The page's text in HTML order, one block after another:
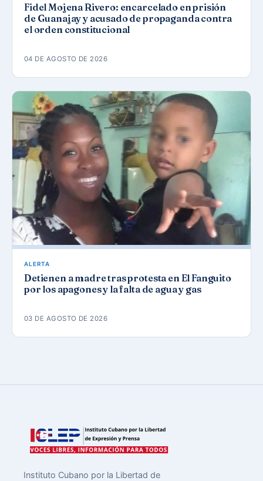
Fidel Mojena Rivero: encarcelado en prisión
de Guanajay y acusado de propaganda contra
el orden constitucional
04 DE AGOSTO DE 2026
ALERTA
Detienen a madre tras protesta en El Fanguito
por los apagones y la falta de agua y gas
03 DE AGOSTO DE 2026
Instituto Cubano por la Libertad de